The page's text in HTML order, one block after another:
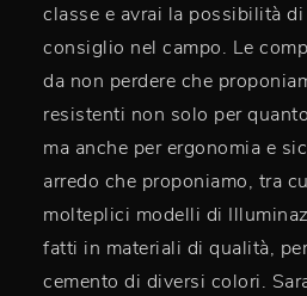
classe e avrai la possibilità
consiglio nel campo. Le
da non perdere che
resistenti non solo per
ma anche per ergonomia e
arredo che proponiamo, tra
molteplici modelli di
fatti in materiali di qualità,
cemento di diversi colori.